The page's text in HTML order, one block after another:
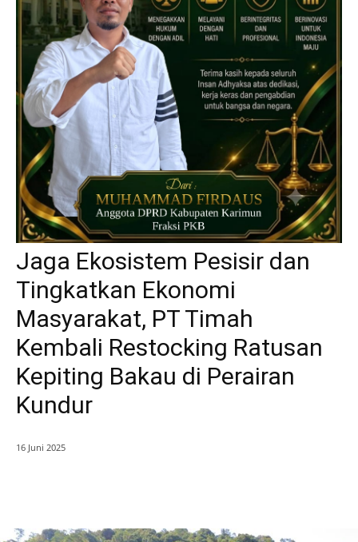
Jaga Ekosistem Pesisir dan
Tingkatkan Ekonomi
Masyarakat, PT Timah
Kembali Restocking Ratusan
Kepiting Bakau di Perairan
Kundur
16 Juni 2025